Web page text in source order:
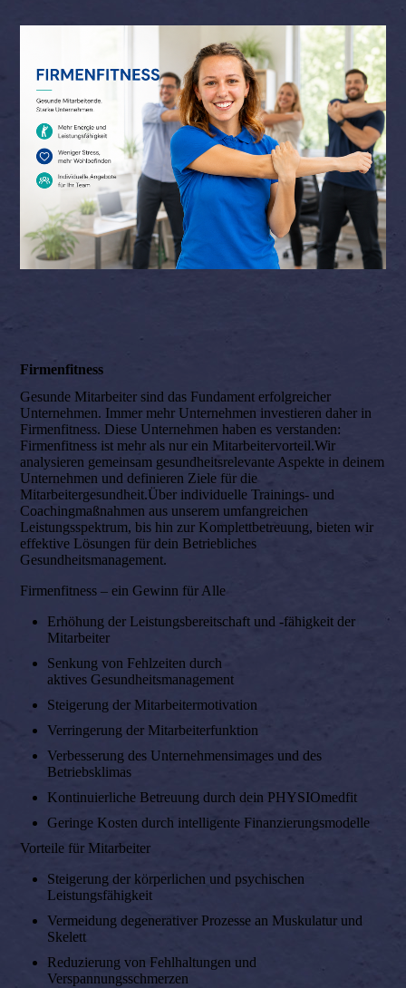
Firmenfitness
Gesunde Mitarbeiter sind das Fundament erfolgreicher
Unternehmen. Immer mehr Unternehmen investieren daher in
Firmenfitness. Diese Unternehmen haben es verstanden:
Firmenfitness ist mehr als nur ein Mitarbeitervorteil.Wir
analysieren gemeinsam gesundheitsrelevante Aspekte in deinem
Unternehmen und definieren Ziele für die
Mitarbeitergesundheit.Über individuelle Trainings- und
Coachingmaßnahmen aus unserem umfangreichen
Leistungsspektrum, bis hin zur Komplettbetreuung, bieten wir
effektive Lösungen für dein Betriebliches
Gesundheitsmanagement.
Firmenfitness – ein Gewinn für Alle
Erhöhung der Leistungsbereitschaft und -fähigkeit der
Mitarbeiter
Senkung von Fehlzeiten durch
aktives Gesundheitsmanagement
Steigerung der Mitarbeitermotivation
Verringerung der Mitarbeiterfunktion
Verbesserung des Unternehmensimages und des
Betriebsklimas
Kontinuierliche Betreuung durch dein PHYSIOmedfit
Geringe Kosten durch intelligente Finanzierungsmodelle
Vorteile für Mitarbeiter
Steigerung der körperlichen und psychischen
Leistungsfähigkeit
Vermeidung degenerativer Prozesse an Muskulatur und
Skelett
Reduzierung von Fehlhaltungen und
Verspannungsschmerzen